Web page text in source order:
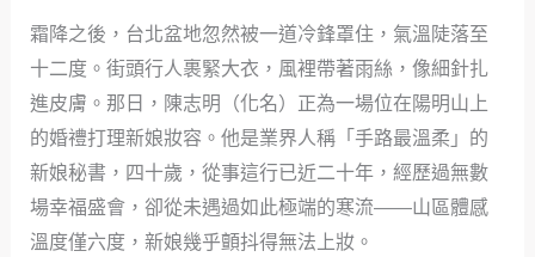
霜降之後，台北盆地忽然被一道冷鋒罩住，氣溫陡落至
十二度。街頭行人裹緊大衣，風裡帶著雨絲，像細針扎
進皮膚。那日，陳志明（化名）正為一場位在陽明山上
的婚禮打理新娘妝容。他是業界人稱「手路最溫柔」的
新娘秘書，四十歲，從事這行已近二十年，經歷過無數
場幸福盛會，卻從未遇過如此極端的寒流——山區體感
溫度僅六度，新娘幾乎顫抖得無法上妝。